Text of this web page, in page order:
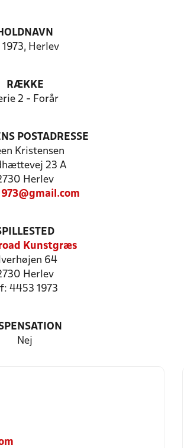
1973, Herlev
RÆKKE
2 - Forår
POSTADRESSE
Kristensen
23 A
Herlev
Kunstgræs
64
Herlev
4453 1973
Nej